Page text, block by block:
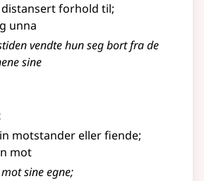
forhold til;
unna
vendte hun seg bort fra de
sine
motstander eller fiende;
mot
sine egne;